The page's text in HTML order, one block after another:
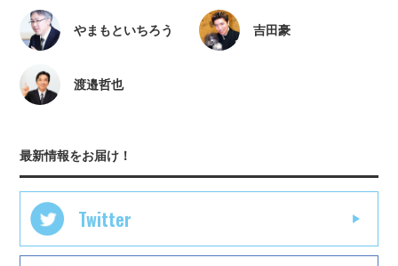
やまもといちろう 吉田豪
渡邉哲也
最新情報をお届け！
Twitter